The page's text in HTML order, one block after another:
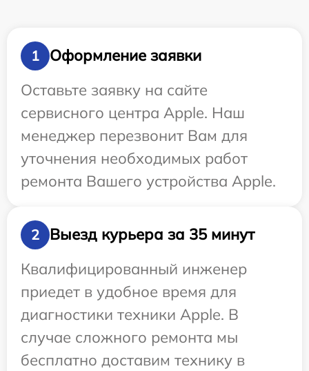
1
Оформление заявки
Оставьте заявку на сайте
сервисного центра Apple. Наш
менеджер перезвонит Вам для
уточнения необходимых работ
ремонта Вашего устройства Apple.
2
Выезд курьера за 35 минут
Квалифицированный инженер
приедет в удобное время для
диагностики техники Apple. В
случае сложного ремонта мы
бесплатно доставим технику в